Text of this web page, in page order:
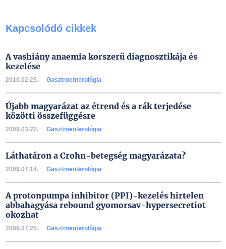
Kapcsolódó cikkek
A vashiány anaemia korszerű diagnosztikája és
kezelése
2010.02.25. Gasztroenterológia
Újabb magyarázat az étrend és a rák terjedése
közötti összefüggésre
2009.03.22. Gasztroenterológia
Láthatáron a Crohn-betegség magyarázata?
2009.07.14. Gasztroenterológia
A protonpumpa inhibitor (PPI)-kezelés hirtelen
abbahagyása rebound gyomorsav-hypersecretiot
okozhat
2009.07.25. Gasztroenterológia